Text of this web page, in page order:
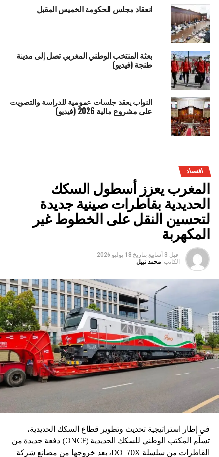
انعقاد مجلس للحكومة الخميس المقبل
بعثة المنتخب الوطني المغربي تصل إلى مدينة
طنجة (فيديو)
النواب يعقد جلسات عمومية للدراسة والتصويت
على مشروع مالية 2026 (فيديو)
اقتصاد
المغرب يعزز أسطول السكك
الحديدية بقاطرات صينية جديدة
لتحسين النقل على الخطوط غير
المكهربة
قبل 3 أسابيع بتاريخ 18 يوليو 2026
الكاتب: محمد نبيل
في إطار استراتيجية تحديث وتطوير قطاع السكك الحديدية،
تسلّم المكتب الوطني للسكك الحديدية (ONCF) دفعة جديدة من
القاطرات من سلسلة DO-70X، بعد خروجها من مصانع شركة